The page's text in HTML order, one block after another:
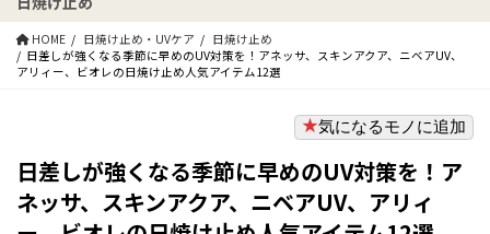
検索:
HOME 日焼け止め・UVケア
日焼け止め
日差しが強くなる季節に早めのUV対策を！アネッサ、スキンアクア、ニベアUV、
アリィー、ビオレの日焼け止め人気アイテム12選
気になるモノに追加
日差しが強くなる季節に早めのUV対策を！ア
ネッサ、スキンアクア、ニベアUV、アリィ